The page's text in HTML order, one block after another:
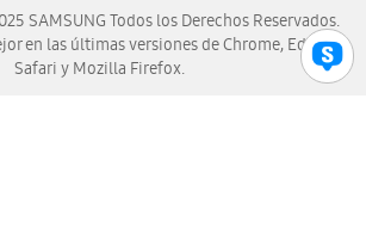
SAMSUNG Todos los Derechos Reservados.
en las últimas versiones de Chrome, Edge,
Safari y Mozilla Firefox.